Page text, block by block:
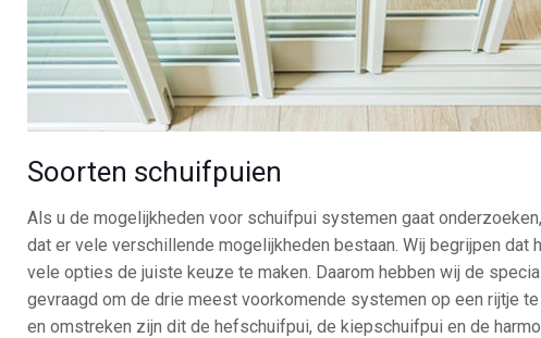
Soorten schuifpuien
Als u de mogelijkheden voor schuifpui systemen gaat
dat er vele verschillende mogelijkheden bestaan. Wij begrijpen dat
vele opties de juiste keuze te maken. Daarom hebben wij de
gevraagd om de drie meest voorkomende systemen op een rijtje
en omstreken zijn dit de hefschuifpui, de kiepschuifpui en de